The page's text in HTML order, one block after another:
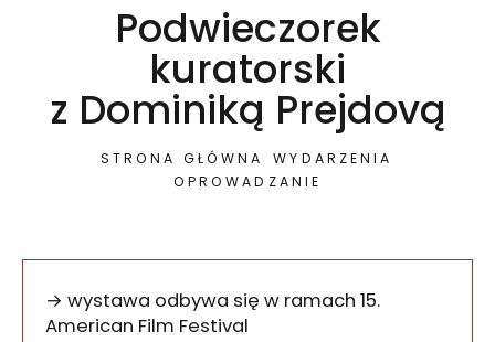
Podwieczorek
kuratorski
z Dominiką Prejdovą
STRONA GŁÓWNA
WYDARZENIA
OPROWADZANIE
→ wystawa odbywa się w ramach 15.
American Film Festival